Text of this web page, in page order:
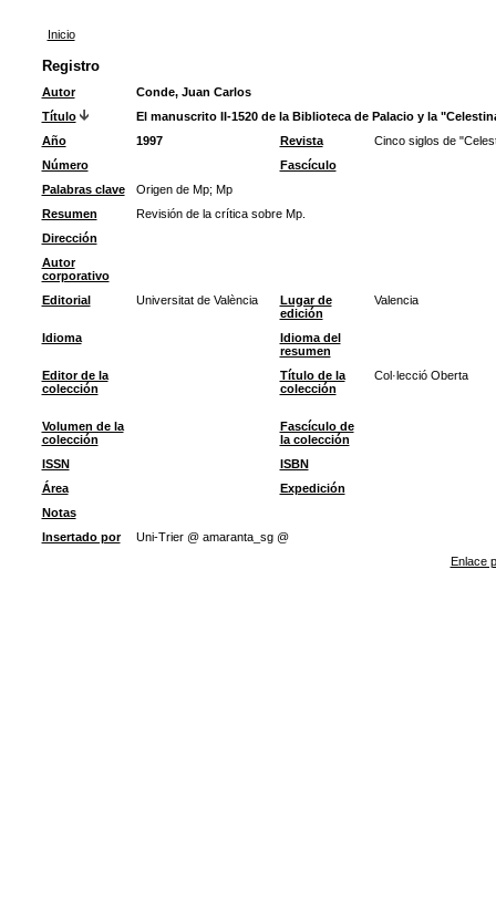
Inicio
Registro
Autor
Conde, Juan Carlos
Título
El manuscrito II-1520 de la Biblioteca de Palacio y la
Año
1997 Revista
Cinco siglos de
Número
Fascículo
Palabras clave
Origen de Mp; Mp
Resumen
Revisión de la crítica sobre Mp.
Dirección
Autor
corporativo
Editorial
Universitat de València
Lugar de
edición
Valencia
Idioma
Idioma del
resumen
Editor de la
colección
Título de la
colección
Col·lecció Oberta
Volumen de la
colección
Fascículo de
la colección
ISSN
ISBN
Área
Expedición
Notas
Insertado por
Uni-Trier @ amaranta_sg @
Enlace